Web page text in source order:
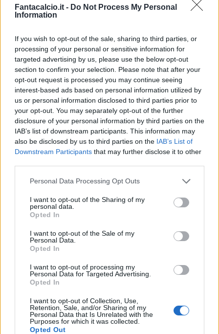
Fantacalcio.it - Do Not Process My Personal
Information
If you wish to opt-out of the sale, sharing to third parties, or
processing of your personal or sensitive information for
targeted advertising by us, please use the below opt-out
section to confirm your selection. Please note that after your
opt-out request is processed you may continue seeing
interest-based ads based on personal information utilized by
us or personal information disclosed to third parties prior to
your opt-out. You may separately opt-out of the further
disclosure of your personal information by third parties on the
IAB’s list of downstream participants. This information may
also be disclosed by us to third parties on the IAB’s List of
Downstream Participants that may further disclose it to other
Personal Data Processing Opt Outs
I want to opt-out of the Sharing of my
personal data.
Opted In
I want to opt-out of the Sale of my
Personal Data.
Opted In
I want to opt-out of processing my
Personal Data for Targeted Advertising.
Opted In
I want to opt-out of Collection, Use,
Retention, Sale, and/or Sharing of my
Personal Data that Is Unrelated with the
Purposes for which it was collected.
Opted Out
Classic Mantra
Riepilogo stagione
Titolare 31 - 81%
Entrato 2 - 5%
Squalificato 0 - 0%
Inutilizzato 5 - 13
Scarica riepilogo
stagionale
Scarica
Giornata VotoFV EntratoUscito Bonus/Malus
SAS 0-2 ATA